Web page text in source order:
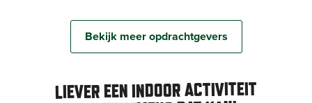
Bekijk meer opdrachtgevers
LIEVER EEN INDOOR ACTIVITEIT